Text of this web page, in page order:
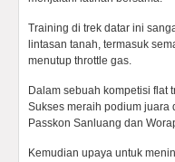
Training di trek datar ini
lintasan tanah, termasuk
menutup throttle gas.
Dalam sebuah kompetisi flat
Sukses meraih podium juara
Passkon Sanluang dan
Kemudian upaya untuk